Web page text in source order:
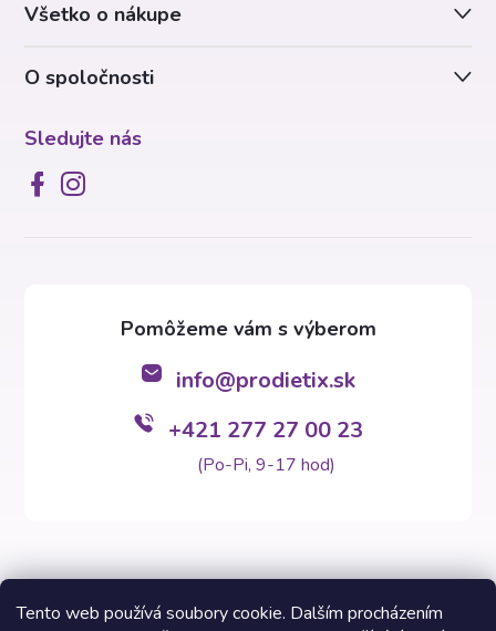
Tento web používá soubory cookie. Dalším procházením
O spoločnosti
Sledujte nás
Všetko o nákupe
info@prodietix.sk
+421 277 27 00 23
(Po-Pi, 9-17 hod)